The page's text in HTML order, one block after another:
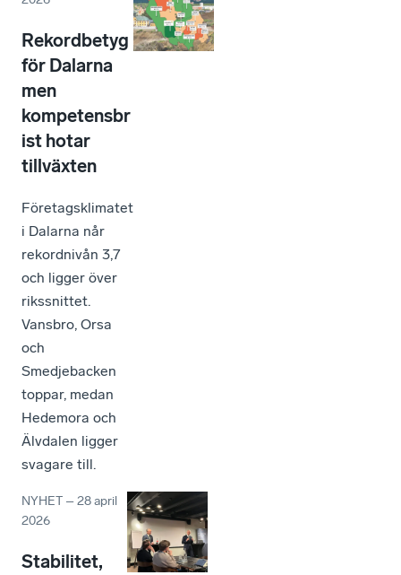
Rekordbetyg
för Dalarna
men
kompetensbr
ist hotar
tillväxten
Företagsklimatet
i Dalarna når
rekordnivån 3,7
och ligger över
rikssnittet.
Vansbro, Orsa
och
Smedjebacken
toppar, medan
Hedemora och
Älvdalen ligger
svagare till.
NYHET –28 april
2026
Stabilitet,